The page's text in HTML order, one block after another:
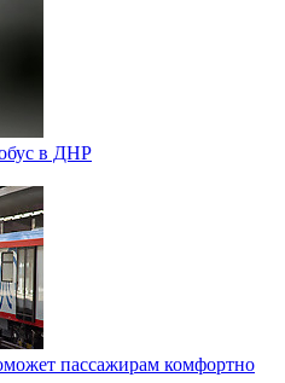
в ДНР
пассажирам комфортно